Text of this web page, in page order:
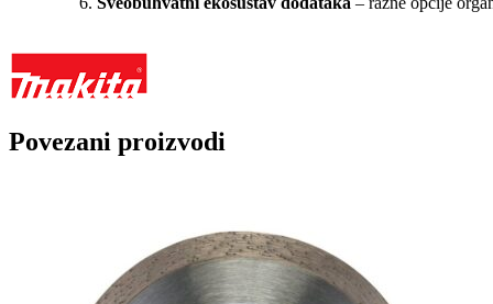
Povezani proizvodi